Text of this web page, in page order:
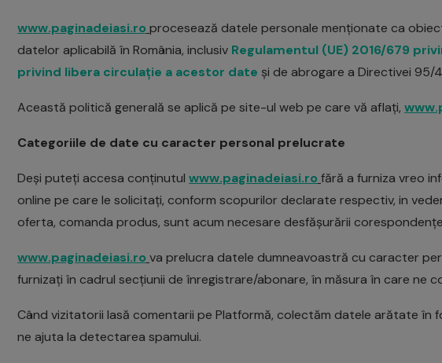
www.paginadeiasi.ro procesează datele personale menționate ca
datelor aplicabilă în România, inclusiv Regulamentul (UE) 2016/679
privind libera circulație a acestor date și de abrogare a Directivei 95/
Această politică generală se aplică pe site-ul web pe care vă aflați,
Categoriile de date cu caracter personal prelucrate
Deși puteți accesa conținutul www.paginadeiasi.ro fără a furniza vreo
online pe care le solicitați, conform scopurilor declarate respectiv, in
oferta, comanda produs, sunt acum necesare desfășurării
www.paginadeiasi.ro va prelucra datele dumneavoastră cu caracter
furnizați în cadrul secțiunii de înregistrare/abonare, în măsura în care ne
Când vizitatorii lasă comentarii pe Platformă, colectăm datele arătate în
ne ajuta la detectarea spamului.